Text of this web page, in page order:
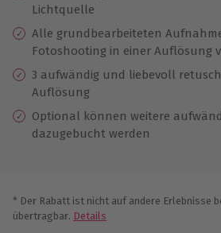
Lichtquelle
Alle grundbearbeiteten
Fotoshooting in einer Auflösung
3 aufwändig und liebevoll
Auflösung
Optional können weitere
dazugebucht werden
* Der Rabatt ist nicht auf andere Erlebnisse
übertragbar. Details